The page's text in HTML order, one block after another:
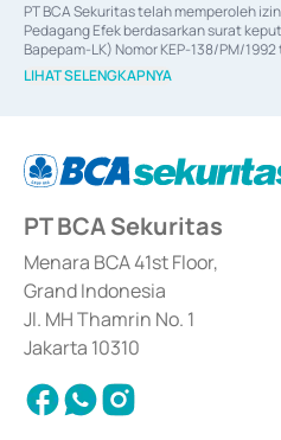
PT BCA Sekuritas telah memperoleh
Pedagang Efek berdasarkan surat
Bapepam-LK) Nomor KEP-138/PM/
06/D.04/2014 tanggal 28 Februari 2014,
Efek berdasarkan surat keputusan
berdasarkan surat keputusan Otoritas
67/PM.21/2017 tanggal 3 Februari 2017,
Sertifikat Deposito di Pasar Uang yang
dan izin usaha lainnya dari Bank
Penerbitan, Transaksi, serta
Surat Berharga Komersial yang izinnya
LIHAT SELENGKAPNYA
PT BCA Sekuritas
Menara BCA 41st Floor,
Grand Indonesia
Jl. MH Thamrin No. 1
Jakarta 10310